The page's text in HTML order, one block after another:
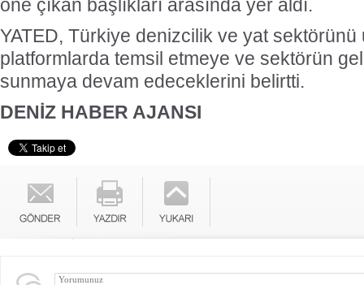
öne çıkan başlıkları arasında yer aldı.
YATED, Türkiye denizcilik ve yat sektörünü
platformlarda temsil etmeye ve sektörün
sunmaya devam edeceklerini belirtti.
DENİZ HABER AJANSI